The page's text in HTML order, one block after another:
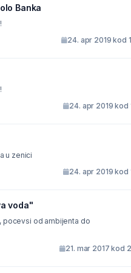
Banka
24. apr 2019 kod
24. apr 2019 kod
u zenici
24. apr 2019 kod
voda"
pocevsi od ambijenta do
21. mar 2017 kod